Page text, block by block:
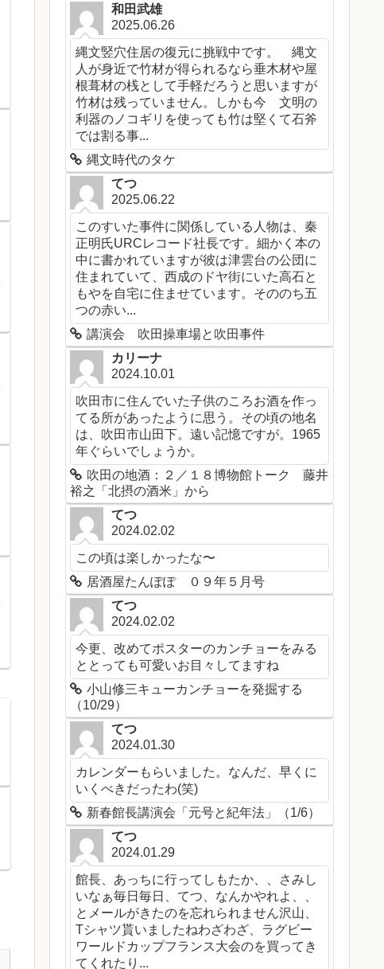
和田武雄
2025.06.26
縄文竪穴住居の復元に挑戦中です。 縄文
人が身近で竹材が得られるなら垂木材や屋
根葺材の桟として手軽だろうと思いますが
竹材は残っていません。しかも今 文明の
利器のノコギリを使っても竹は堅くて石斧
では割る事...
縄文時代のタケ
てつ
2025.06.22
このすいた事件に関係している人物は、秦
正明氏URCレコード社長です。細かく本の
中に書かれていますが彼は津雲台の公団に
住まれていて、西成のドヤ街にいた高石と
もやを自宅に住ませています。そののち五
つの赤い...
講演会 吹田操車場と吹田事件
カリーナ
2024.10.01
吹田市に住んでいた子供のころお酒を作っ
てる所があったように思う。その頃の地名
は、吹田市山田下。遠い記憶ですが。1965
年ぐらいでしょうか。
吹田の地酒：２／１８博物館トーク 藤井
裕之「北摂の酒米」から
てつ
2024.02.02
この頃は楽しかったな〜
居酒屋たんぽぽ ０９年５月号
てつ
2024.02.02
今更、改めてポスターのカンチョーをみる
ととっても可愛いお目々してますね
小山修三キューカンチョーを発掘する
（10/29）
てつ
2024.01.30
カレンダーもらいました。なんだ、早くに
いくべきだったわ(笑)
新春館長講演会「元号と紀年法」（1/6）
てつ
2024.01.29
館長、あっちに行ってしもたか、、さみし
いなぁ毎日毎日、てつ、なんかやれよ、、
とメールがきたのを忘れられません沢山、
Tシャツ貰いましたねわざわざ、ラグビー
ワールドカップフランス大会のを買ってき
てくれたり...